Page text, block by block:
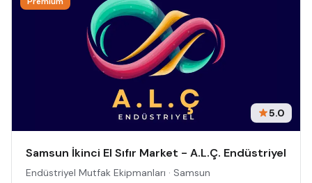
5.0
Samsun İkinci El Sıfır Market - A.L.Ç. Endüstriyel
Endüstriyel Mutfak Ekipmanları · Samsun